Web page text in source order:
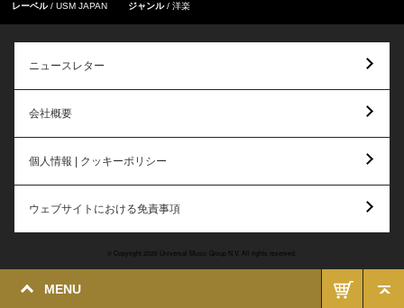
MENU
レーベル USM JAPAN ジャンル 洋楽
ニュースレター
会社概要
個人情報 | クッキーポリシー
ウェブサイトにおける免責事項
© Copyright 2026 Universal Music Group N.V. All rights reserved.